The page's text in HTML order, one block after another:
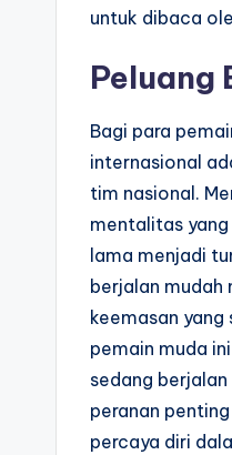
untuk dibaca
Peluang
Bagi para
internasional
tim nasional.
mentalitas
lama menjadi
berjalan
keemasan
pemain muda
sedang
peranan
percaya diri